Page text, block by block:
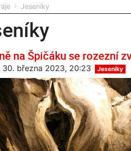
Jeseníky
na Špičáku se rozezní
března 2023, 20:23 Jeseníky